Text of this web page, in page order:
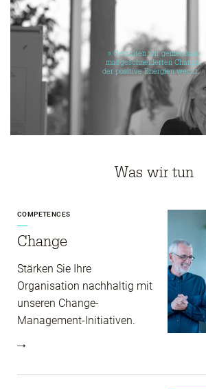
» Gestalten wir gemeinsam
maßgeschneiderten Change,
der positive Energien weckt. «
Was wir tun
COMPETENCES
Change
Stärken Sie Ihre
Organisation nachhaltig mit
unseren Change-
Management-Initiativen.